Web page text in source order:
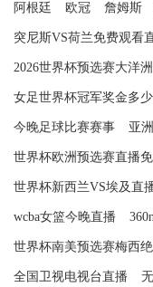
阿根廷 欧冠 詹姆斯
突尼斯VS荷兰免费观看
2026世界杯预选赛大洋
女足世界杯冠军奖金多
今晚足球比赛赛事 亚
世界杯欧洲预选赛直播
世界杯新西兰VS埃及直
wcba女篮今晚直播
世界杯南美预选赛梅西
全国卫视电视台直播